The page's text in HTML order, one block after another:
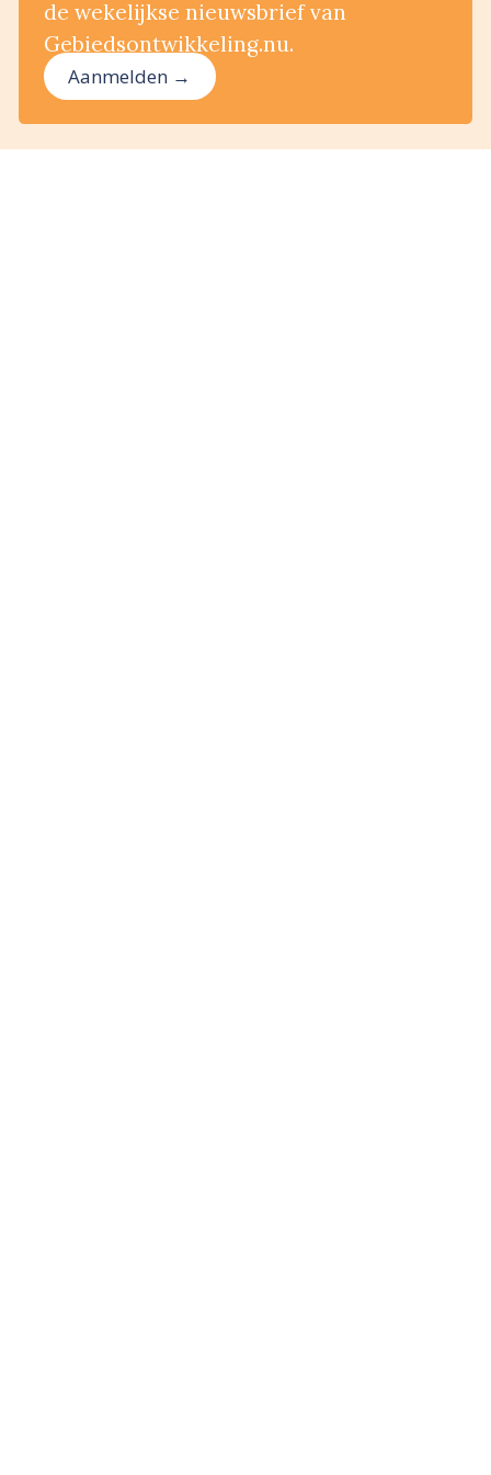
de wekelijkse nieuwsbrief van
Gebiedsontwikkeling.nu.
Aanmelden →